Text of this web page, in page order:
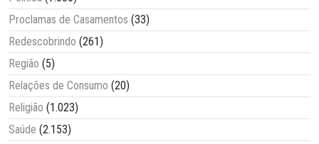
Proclamas de Casamentos (33)
Redescobrindo (261)
Região (5)
Relações de Consumo (20)
Religião (1.023)
Saúde (2.153)